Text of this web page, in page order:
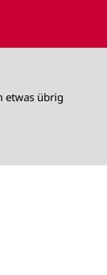
etwas übrig